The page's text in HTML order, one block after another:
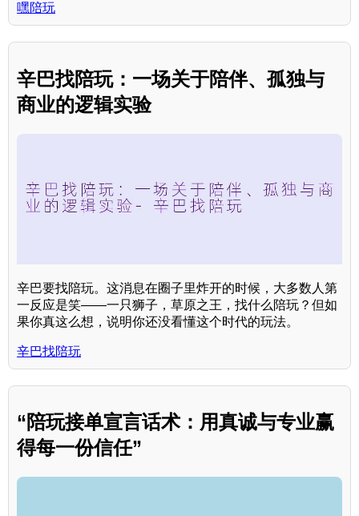
嘿陪玩
辛巴找陪玩：一场关于陪伴、孤独与
商业的逻辑实验
辛巴要找陪玩。这消息在圈子里炸开的时候，大多数人第
一反应是笑——一只狮子，草原之王，找什么陪玩？但如
果你真这么想，说明你还没看懂这个时代的玩法。
辛巴找陪玩
“陪玩接单宣言话术：用真诚与专业赢
得每一份信任”